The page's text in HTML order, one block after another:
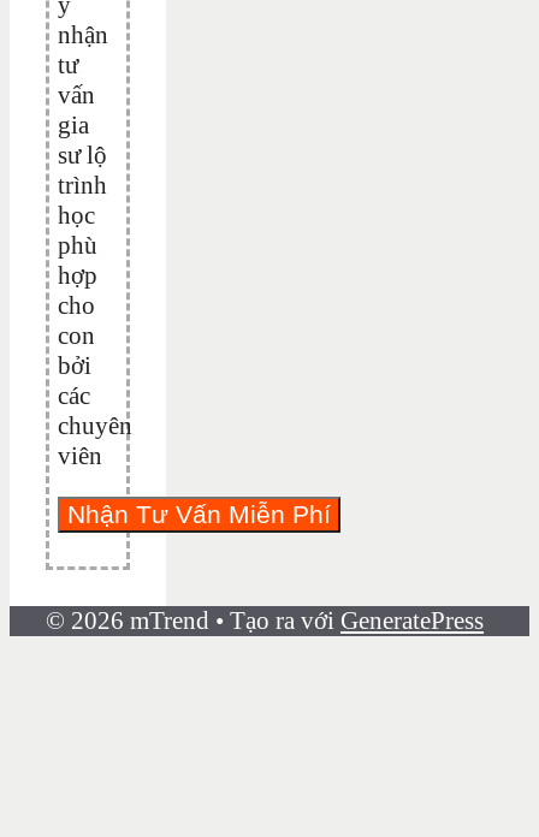
nhận
tư
vấn
gia
sư lộ
trình
học
phù
hợp
cho
con
bởi
các
chuyên
viên
© 2026 mTrend • Tạo ra với GeneratePress